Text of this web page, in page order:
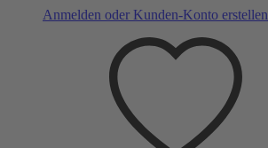
Anmelden oder Kunden-Konto erstellen